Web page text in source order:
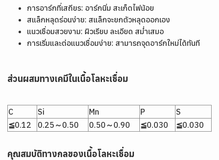
การอาร์กที่เสถียร: อาร์กนิ่ม สะเก็ดไฟน้อย
สแล็กหลุดร่อนง่าย: สแล็กจะยกตัวหลุดออกเอง
แนวเชื่อมสวยงาม: ผิวเรียบ ละเอียด สม่ำเสมอ
การเริ่มและต่อแนวเชื่อมง่าย: สามารถจุดอาร์กใหม่ได้ทันที
ส่วนผสมทางเคมีในเนื้อโลหะเชื่อม
C Si Mn P
S
≦0.12
0.25～0.50 0.50～0.90 ≦0.030 ≦0.030
คุณสมบัติทางกลของเนื้อโลหะเชื่อม